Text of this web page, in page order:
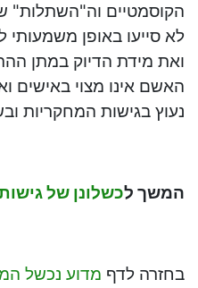
הקוסמטיים וה"השתלות"
לא סייעו באופן
ואת מידת הדיוק במתן
האשם אינו מצוי באישים
נעוץ בגישות המחקריות
המשך לכשלונן של
בחזרה לדף מדוע נכשל